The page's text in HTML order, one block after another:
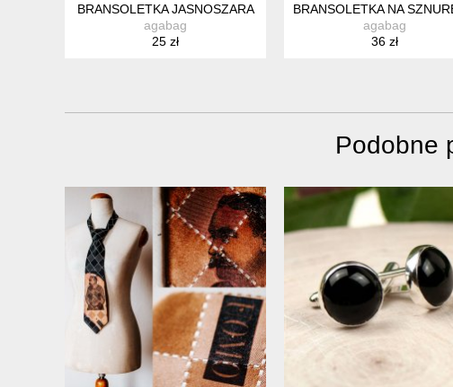
BRANSOLETKA JASNOSZARA
agabag
25 zł
BRANSOLETKA NA
agabag
36 zł
Podobne